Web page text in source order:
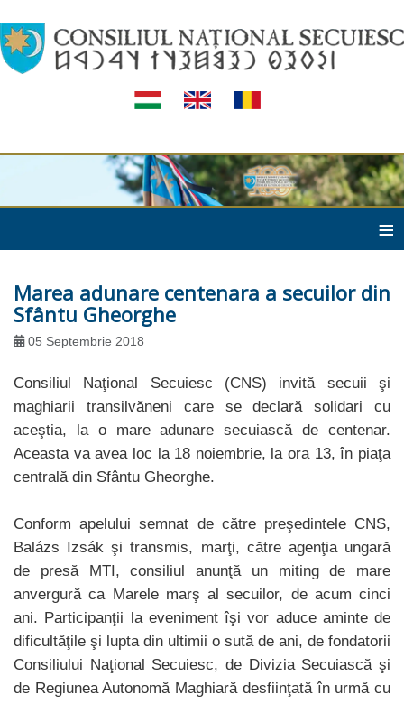
≡
Marea adunare centenara a secuilor din
Sfântu Gheorghe
05 Septembrie 2018
Consiliul Naţional Secuiesc (CNS) invită secuii şi
maghiarii transilvăneni care se declară solidari cu
aceştia, la o mare adunare secuiască de centenar.
Aceasta va avea loc la 18 noiembrie, la ora 13, în piaţa
centrală din Sfântu Gheorghe.
Conform apelului semnat de către preşedintele CNS,
Balázs Izsák şi transmis, marţi, către agenţia ungară
de presă MTI, consiliul anunţă un miting de mare
anvergură ca Marele marş al secuilor, de acum cinci
ani. Participanţii la eveniment îşi vor aduce aminte de
dificultăţile şi lupta din ultimii o sută de ani, de fondatorii
Consiliului Naţional Secuiesc, de Divizia Secuiască şi
de Regiunea Autonomă Maghiară desfiinţată în urmă cu